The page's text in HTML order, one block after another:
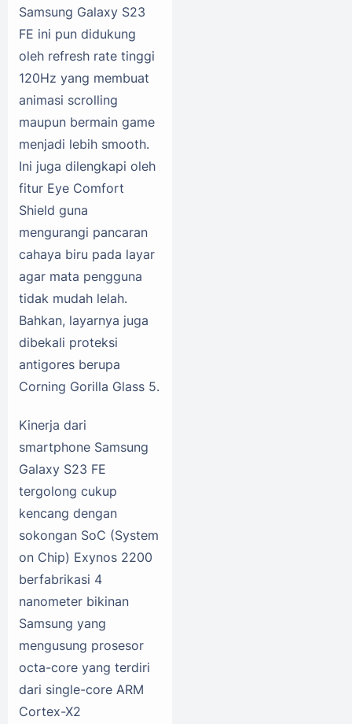
Samsung Galaxy S23
FE ini pun didukung
oleh refresh rate tinggi
120Hz yang membuat
animasi scrolling
maupun bermain game
menjadi lebih smooth.
Ini juga dilengkapi oleh
fitur Eye Comfort
Shield guna
mengurangi pancaran
cahaya biru pada layar
agar mata pengguna
tidak mudah lelah.
Bahkan, layarnya juga
dibekali proteksi
antigores berupa
Corning Gorilla Glass 5.
Kinerja dari
smartphone Samsung
Galaxy S23 FE
tergolong cukup
kencang dengan
sokongan SoC (System
on Chip) Exynos 2200
berfabrikasi 4
nanometer bikinan
Samsung yang
mengusung prosesor
octa-core yang terdiri
dari single-core ARM
Cortex-X2